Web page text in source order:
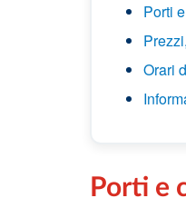
Porti
Orari
Porti e